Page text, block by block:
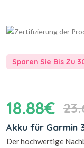
Sparen Sie Bis Zu
18.88€
Akku für Garmin
Der hochwertige